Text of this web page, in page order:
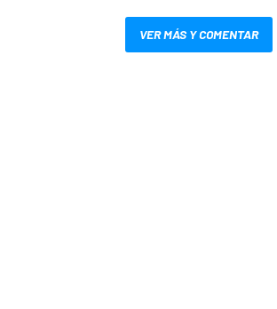
VER MÁS Y COMENTAR